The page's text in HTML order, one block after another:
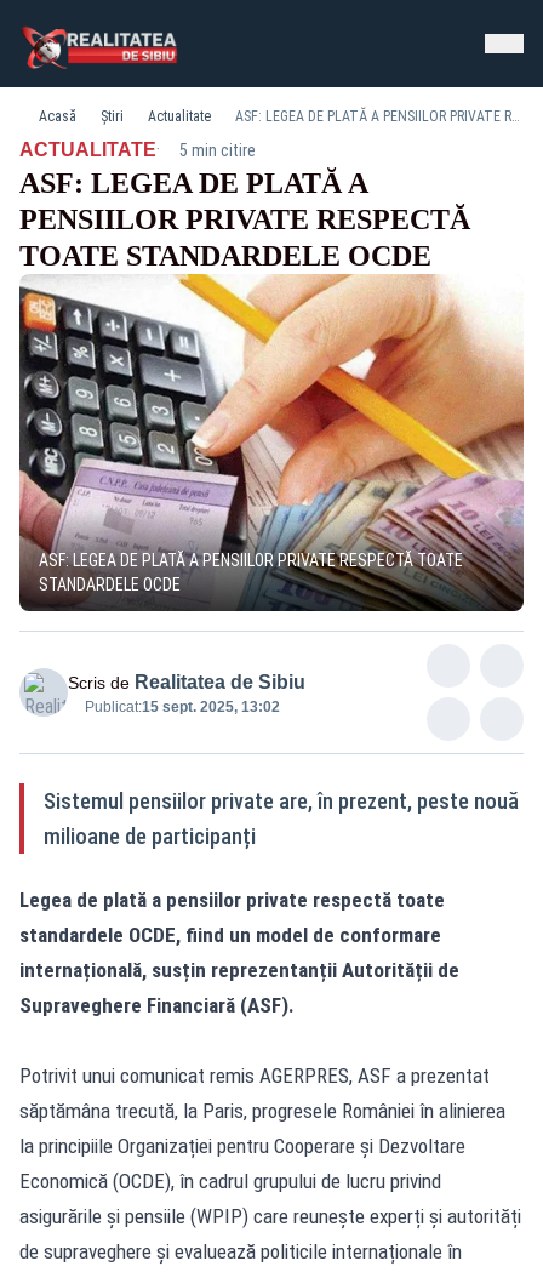
Acasă Știri Actualitate ASF: LEGEA DE PLATĂ A PENSIILOR PRIVATE RESPECTĂ TOATE STANDARDELE OCDE
ACTUALITATE· 5 min citire
ASF: LEGEA DE PLATĂ A
PENSIILOR PRIVATE RESPECTĂ
TOATE STANDARDELE OCDE
ASF: LEGEA DE PLATĂ A PENSIILOR PRIVATE RESPECTĂ TOATE
STANDARDELE OCDE
Scris de Realitatea de Sibiu
Publicat:15 sept. 2025, 13:02
Sistemul pensiilor private are, în prezent, peste nouă
milioane de participanți
Legea de plată a pensiilor private respectă toate
standardele OCDE, fiind un model de conformare
internațională, susțin reprezentanții Autorității de
Supraveghere Financiară (ASF).
Potrivit unui comunicat remis AGERPRES, ASF a prezentat
săptămâna trecută, la Paris, progresele României în alinierea
la principiile Organizației pentru Cooperare și Dezvoltare
Economică (OCDE), în cadrul grupului de lucru privind
asigurările și pensiile (WPIP) care reunește experți și autorități
de supraveghere și evaluează politicile internaționale în